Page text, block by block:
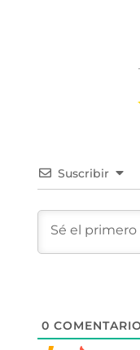
Suscribir
0